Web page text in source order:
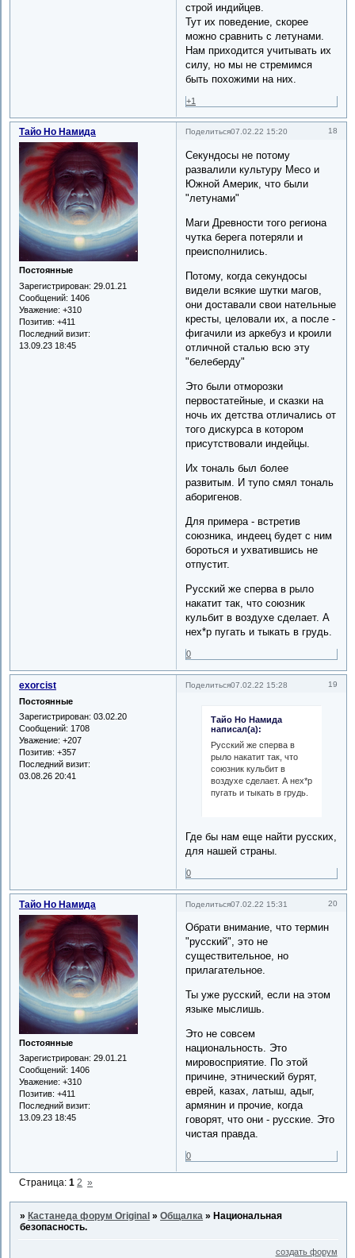
строй индийцев.
Тут их поведение, скорее
можно сравнить с летунами.
Нам приходится учитывать их
силу, но мы не стремимся
быть похожими на них.
+1
Поделиться 18
07.02.22 15:20
Тайо Но Намида
Постоянные
Зарегистрирован: 29.01.21
Сообщений: 1406
Уважение: +310
Позитив: +411
Последний визит:
13.09.23 18:45
Секундосы не потому
развалили культуру Месо и
Южной Америк, что были
"летунами"
Маги Древности того региона
чутка берега потеряли и
преисполнились.
Потому, когда секундосы
видели всякие шутки магов,
они доставали свои нательные
кресты, целовали их, а после -
фигачили из аркебуз и кроили
отличной сталью всю эту
"белеберду"
Это были отморозки
первостатейные, и сказки на
ночь их детства отличались от
того дискурса в котором
присутствовали индейцы.
Их тональ был более
развитым. И тупо смял тональ
аборигенов.
Для примера - встретив
союзника, индеец будет с ним
бороться и ухватившись не
отпустит.
Русский же сперва в рыло
накатит так, что союзник
кульбит в воздухе сделает. А
нех*р пугать и тыкать в грудь.
0
Поделиться 19
07.02.22 15:28
exorcist
Постоянные
Зарегистрирован: 03.02.20
Сообщений: 1708
Уважение: +207
Позитив: +357
Последний визит:
03.08.26 20:41
Тайо Но Намида
написал(а):
Русский же сперва в
рыло накатит так, что
союзник кульбит в
воздухе сделает. А нех*р
пугать и тыкать в грудь.
Где бы нам еще найти русских,
для нашей страны.
0
Поделиться 20
07.02.22 15:31
Тайо Но Намида
Постоянные
Зарегистрирован: 29.01.21
Сообщений: 1406
Уважение: +310
Позитив: +411
Последний визит:
13.09.23 18:45
Обрати внимание, что термин
"русский", это не
существительное, но
прилагательное.
Ты уже русский, если на этом
языке мыслишь.
Это не совсем
национальность. Это
мировосприятие. По этой
причине, этнический бурят,
еврей, казах, латыш, адыг,
армянин и прочие, когда
говорят, что они - русские. Это
чистая правда.
0
Страница:1 2 »
»Кастанеда форум Original »Общалка »Национальная
безопасность.
создать форум